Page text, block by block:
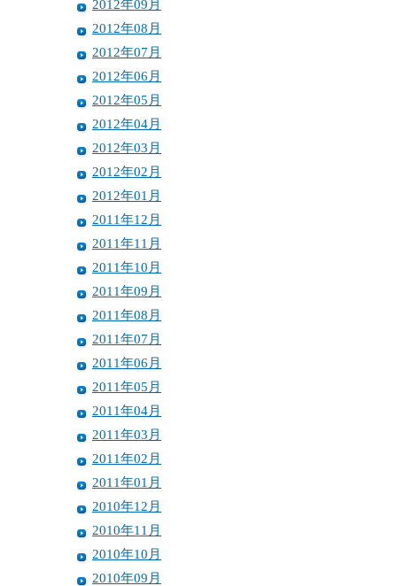
2012年09月
2012年08月
2012年07月
2012年06月
2012年05月
2012年04月
2012年03月
2012年02月
2012年01月
2011年12月
2011年11月
2011年10月
2011年09月
2011年08月
2011年07月
2011年06月
2011年05月
2011年04月
2011年03月
2011年02月
2011年01月
2010年12月
2010年11月
2010年10月
2010年09月